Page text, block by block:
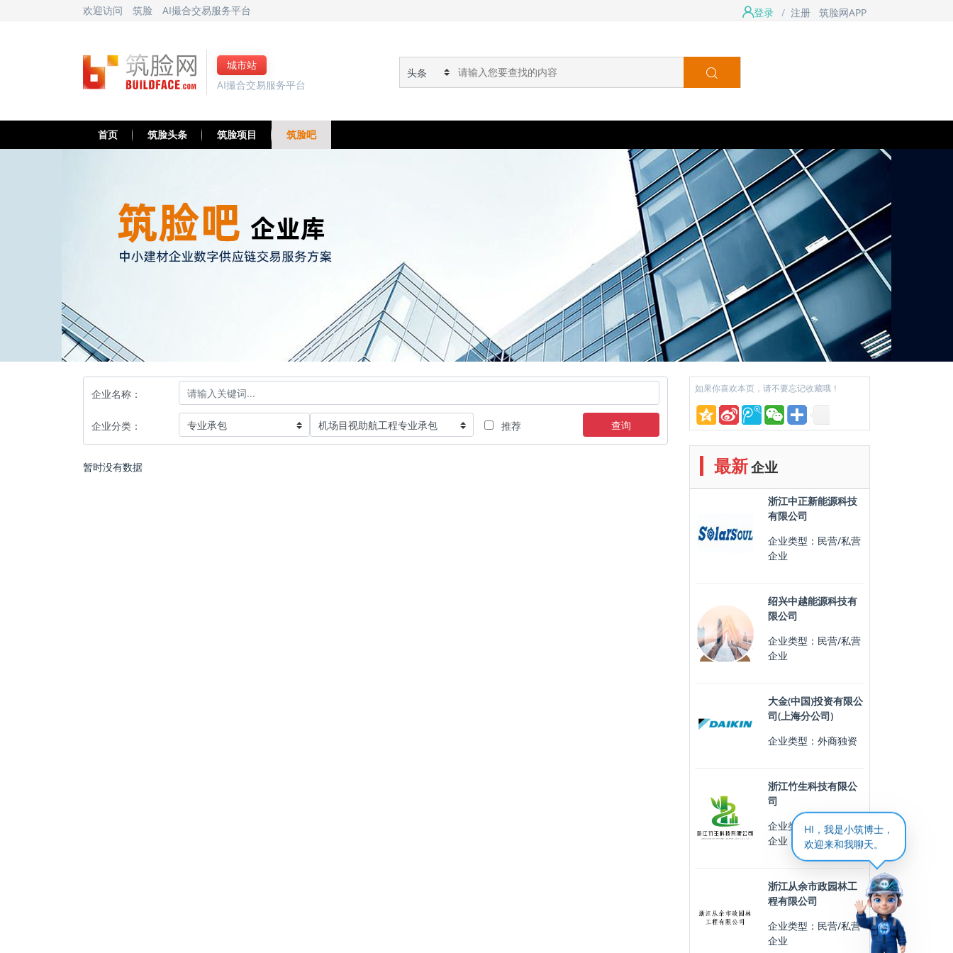
HI，我是小筑博士，
欢迎来和我聊天。
欢迎访问 筑脸 AI撮合交易服务平台 登录 / 注册 筑脸网APP
城市站
AI撮合交易服务平台
首页 筑脸头条 筑脸项目 筑脸吧
企业名称：
企业分类： 推荐 查询
暂时没有数据
如果你喜欢本页，请不要忘记收藏哦！
最新企业
浙江中正新能源科技
有限公司
企业类型：民营/私营
企业
绍兴中越能源科技有
限公司
企业类型：民营/私营
企业
大金(中国)投资有限公
司(上海分公司)
企业类型：外商独资
浙江竹生科技有限公
司
企业类型：民营/私营
企业
浙江从余市政园林工
程有限公司
企业类型：民营/私营
企业